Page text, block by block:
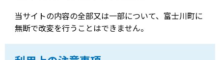
当サイトの内容の全部又は一部について、富士川町に
無断で改変を行うことはできません。